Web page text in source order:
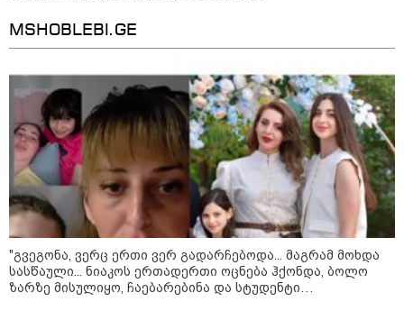
სამსახურის ხელმძღვანელი
ჰორმუზის სრუტის გახსნამდე აშშ-
ს მოთხოვნებს უყენებს
ტარიელ კაკაბაძე - ნატა
ვიბლიანის საქმეზე საზოგადოება
უახლოეს დღეებში გაიგებს
სიახლეს, დაიდება პირველი
მნიშვნელოვანი შედეგი და
ოფიციალურად ცნობენ
დაზარალებულად
MSHOBLEBI.GE
"გვეგონა, ვერც ერთი ვერ გადარჩებოდა... მაგრამ მოხდა
სასწაული... ნიაკოს ერთადერთი ოცნება ჰქონდა, ბოლო
ზარზე მისულიყო, ჩაებარებინა და სტუდენტი